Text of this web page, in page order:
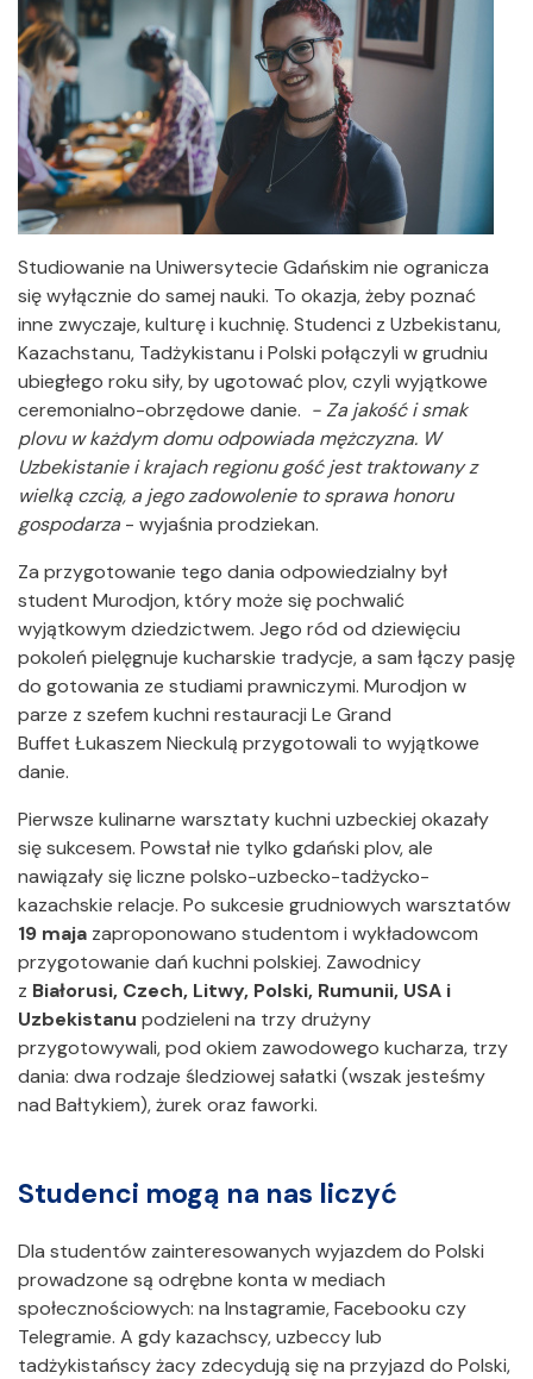
Studiowanie na Uniwersytecie Gdańskim nie ogranicza
się wyłącznie do samej nauki. To okazja, żeby poznać
inne zwyczaje, kulturę i kuchnię. Studenci z Uzbekistanu,
Kazachstanu, Tadżykistanu i Polski połączyli w grudniu
ubiegłego roku siły, by ugotować plov, czyli wyjątkowe
ceremonialno-obrzędowe danie. - Za jakość i smak
plovu w każdym domu odpowiada mężczyzna. W
Uzbekistanie i krajach regionu gość jest traktowany z
wielką czcią, a jego zadowolenie to sprawa honoru
gospodarza - wyjaśnia prodziekan.
Za przygotowanie tego dania odpowiedzialny był
student Murodjon, który może się pochwalić
wyjątkowym dziedzictwem. Jego ród od dziewięciu
pokoleń pielęgnuje kucharskie tradycje, a sam łączy pasję
do gotowania ze studiami prawniczymi. Murodjon w
parze z szefem kuchni restauracji Le Grand
Buffet Łukaszem Nieckulą przygotowali to wyjątkowe
danie.
Pierwsze kulinarne warsztaty kuchni uzbeckiej okazały
się sukcesem. Powstał nie tylko gdański plov, ale
nawiązały się liczne polsko-uzbecko-tadżycko-
kazachskie relacje. Po sukcesie grudniowych warsztatów
19 maja zaproponowano studentom i wykładowcom
przygotowanie dań kuchni polskiej. Zawodnicy
z Białorusi, Czech, Litwy, Polski, Rumunii, USA i
Uzbekistanu podzieleni na trzy drużyny
przygotowywali, pod okiem zawodowego kucharza, trzy
dania: dwa rodzaje śledziowej sałatki (wszak jesteśmy
nad Bałtykiem), żurek oraz faworki.
Studenci mogą na nas liczyć
Dla studentów zainteresowanych wyjazdem do Polski
prowadzone są odrębne konta w mediach
społecznościowych: na Instagramie, Facebooku czy
Telegramie. A gdy kazachscy, uzbeccy lub
tadżykistańscy żacy zdecydują się na przyjazd do Polski,